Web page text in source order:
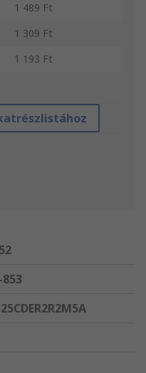
1 489 Ft
1 309 Ft
1 193 Ft